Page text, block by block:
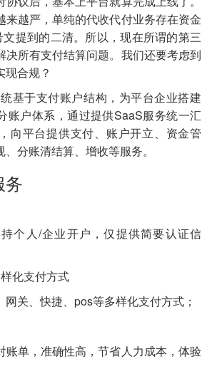
来越严，单纯的代收代付业务存在资金
提到的二清。所以，现在所谓的第三
决所有支付结算问题。我们还要考虑到
现合规？
基于支付账户结构，为平台企业搭建
账户体系，通过提供SaaS服务统一汇
向平台提供支付、账户开立、资金管
分账清结算、增收等服务。
务
个人/企业开户，仅提供简要认证信
化支付方式
关、快捷、pos等多样化支付方式；
账单，准确性高，节省人力成本，体验